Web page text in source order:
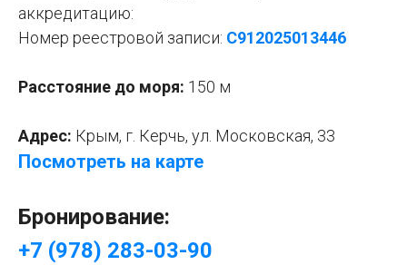
аккредитацию:
Номер реестровой записи: С912025013446
Расстояние до моря: 150 м
Адрес: Крым, г. Керчь, ул. Московская, 33
Посмотреть на карте
Бронирование:
+7 (978) 283-03-90